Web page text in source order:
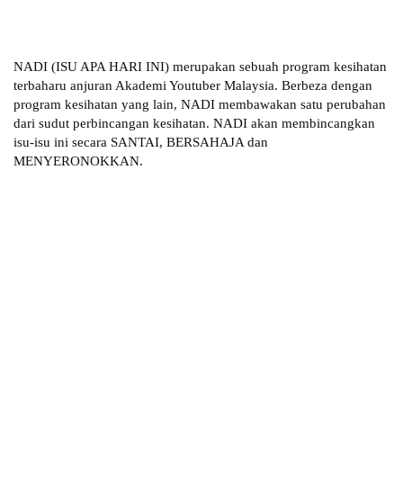
NADI (ISU APA HARI INI) merupakan sebuah program kesihatan
terbaharu anjuran Akademi Youtuber Malaysia. Berbeza dengan
program kesihatan yang lain, NADI membawakan satu perubahan
dari sudut perbincangan kesihatan. NADI akan membincangkan
isu-isu ini secara SANTAI, BERSAHAJA dan
MENYERONOKKAN.